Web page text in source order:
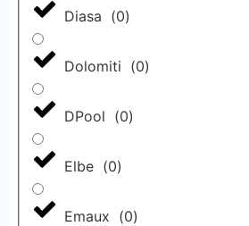
Diasa (0)
Dolomiti (0)
DPool (0)
Elbe (0)
Emaux (0)